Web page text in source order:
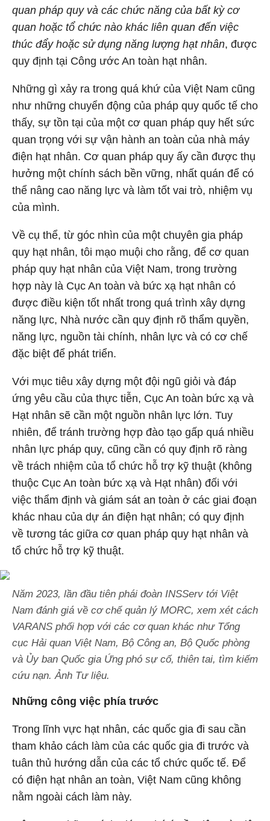
quan pháp quy và các chức năng của bất kỳ cơ
quan hoặc tổ chức nào khác liên quan đến việc
thúc đẩy hoặc sử dụng năng lượng hạt nhân, được
quy định tại Công ước An toàn hạt nhân.
Những gì xảy ra trong quá khứ của Việt Nam cũng
như những chuyển động của pháp quy quốc tế cho
thấy, sự tồn tại của một cơ quan pháp quy hết sức
quan trọng với sự vận hành an toàn của nhà máy
điện hạt nhân. Cơ quan pháp quy ấy cần được thụ
hưởng một chính sách bền vững, nhất quán để có
thể nâng cao năng lực và làm tốt vai trò, nhiệm vụ
của mình.
Về cụ thể, từ góc nhìn của một chuyên gia pháp
quy hạt nhân, tôi mạo muội cho rằng, để cơ quan
pháp quy hạt nhân của Việt Nam, trong trường
hợp này là Cục An toàn và bức xạ hạt nhân có
được điều kiện tốt nhất trong quá trình xây dựng
năng lực, Nhà nước cần quy định rõ thẩm quyền,
năng lực, nguồn tài chính, nhân lực và có cơ chế
đặc biệt để phát triển.
Với mục tiêu xây dựng một đội ngũ giỏi và đáp
ứng yêu cầu của thực tiễn, Cục An toàn bức xạ và
Hạt nhân sẽ cần một nguồn nhân lực lớn. Tuy
nhiên, để tránh trường hợp đào tạo gấp quá nhiều
nhân lực pháp quy, cũng cần có quy định rõ ràng
về trách nhiệm của tổ chức hỗ trợ kỹ thuật (không
thuộc Cục An toàn bức xạ và Hạt nhân) đối với
việc thẩm định và giám sát an toàn ở các giai đoạn
khác nhau của dự án điện hạt nhân; có quy định
về tương tác giữa cơ quan pháp quy hạt nhân và
tổ chức hỗ trợ kỹ thuật.
Năm 2023, lần đầu tiên phái đoàn INSServ tới Việt
Nam đánh giá về cơ chế quản lý MORC, xem xét cách
VARANS phối hợp với các cơ quan khác như Tổng
cục Hải quan Việt Nam, Bộ Công an, Bộ Quốc phòng
và Ủy ban Quốc gia Ứng phó sự cố, thiên tai, tìm kiếm
cứu nạn. Ảnh Tư liệu.
Những công việc phía trước
Trong lĩnh vực hạt nhân, các quốc gia đi sau cần
tham khảo cách làm của các quốc gia đi trước và
tuân thủ hướng dẫn của các tổ chức quốc tế. Để
có điện hạt nhân an toàn, Việt Nam cũng không
nằm ngoài cách làm này.